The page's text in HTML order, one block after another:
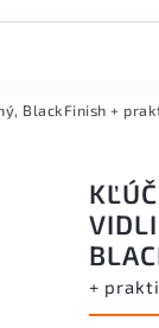
BlackFinish +
+